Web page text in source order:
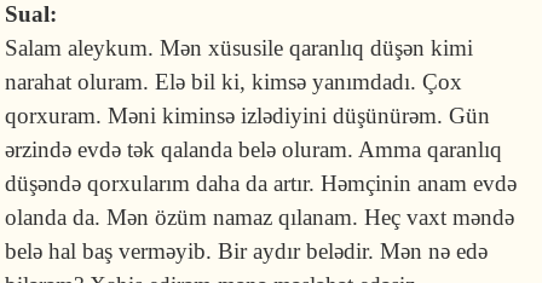
Sual:
Salam aleykum. Mən xüsusile qaranlıq düşən kimi
narahat oluram. Elə bil ki, kimsə yanımdadı. Çox
qorxuram. Məni kiminsə izlədiyini düşünürəm. Gün
ərzində evdə tək qalanda belə oluram. Amma qaranlıq
düşəndə qorxularım daha da artır. Həmçinin anam evdə
olanda da. Mən özüm namaz qılanam. Heç vaxt məndə
belə hal baş verməyib. Bir aydır belədir. Mən nə edə